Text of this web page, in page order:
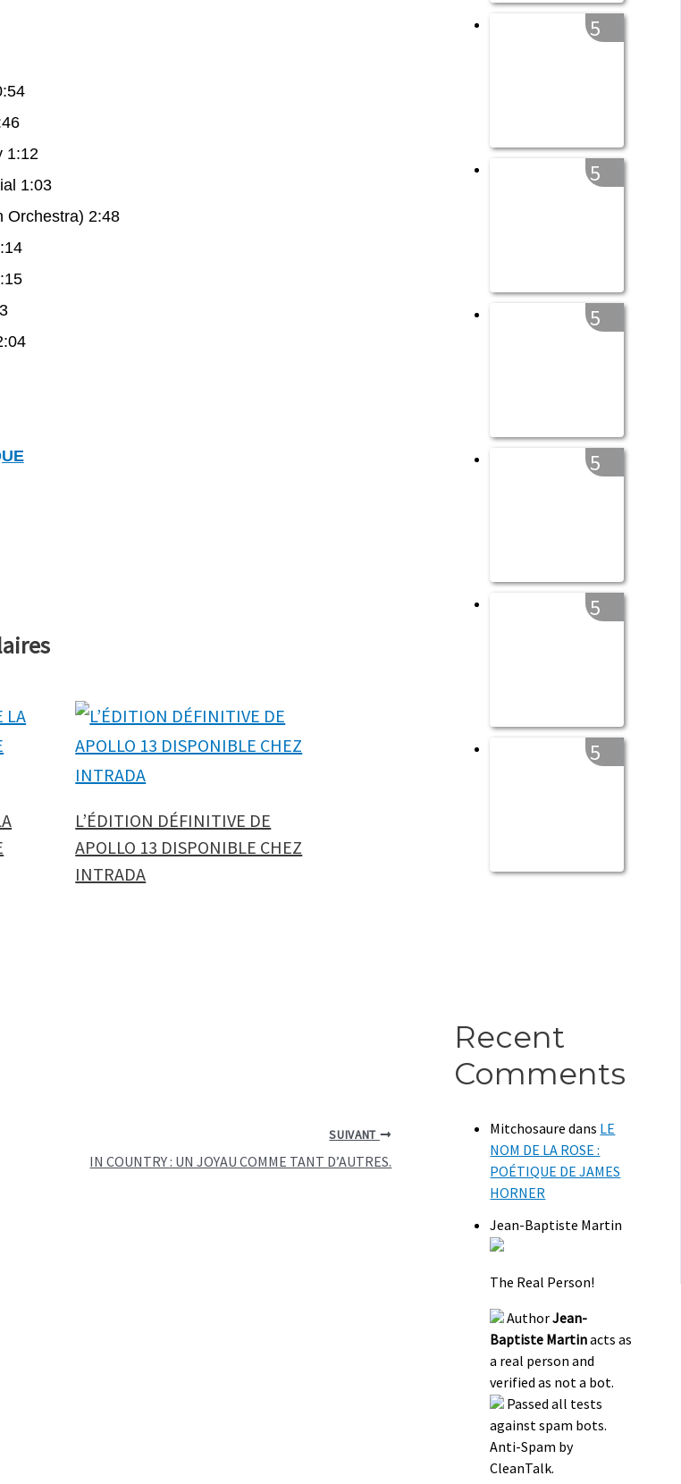
1:12
1:03
Orchestra) 2:48
L’ÉDITION DÉFINITIVE DE
APOLLO 13 DISPONIBLE CHEZ
INTRADA
SUIVANT
IN COUNTRY : UN JOYAU COMME TANT D’AUTRES.
5
5
5
5
5
5
Recent
Comments
Mitchosaure dans LE
NOM DE LA ROSE :
POÉTIQUE DE JAMES
HORNER
Jean-Baptiste Martin
The Real Person!
AuthorJean-
Baptiste Martinacts as
a real person and
verified as not a bot.
Passed all tests
against spam bots.
Anti-Spam by
CleanTalk.